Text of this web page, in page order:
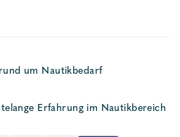
um Nautikbedarf
Erfahrung im Nautikbereich